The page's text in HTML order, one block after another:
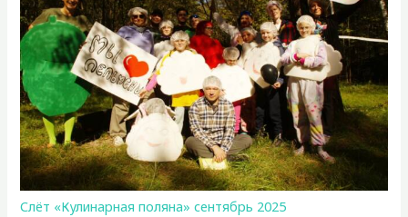
Слёт «Кулинарная поляна» сентябрь 2025